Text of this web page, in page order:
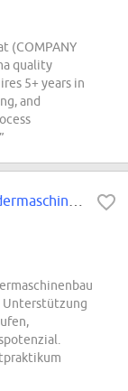
(COMPANY
quality
5+ years in
and
Unterstützung